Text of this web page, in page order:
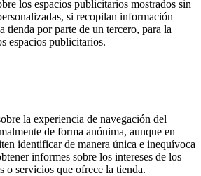
los espacios publicitarios mostrados sin
si recopilan información
tienda por parte de un tercero, para la
espacios publicitarios.
la experiencia de navegación del
de forma anónima, aunque en
identificar de manera única e inequívoca
informes sobre los intereses de los
o servicios que ofrece la tienda.